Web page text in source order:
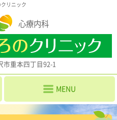
リニック
心療内科
重本四丁目92-1
MENU